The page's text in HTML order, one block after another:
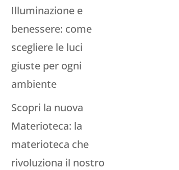
Illuminazione e
benessere: come
scegliere le luci
giuste per ogni
ambiente
Scopri la nuova
Materioteca: la
materioteca che
rivoluziona il nostro